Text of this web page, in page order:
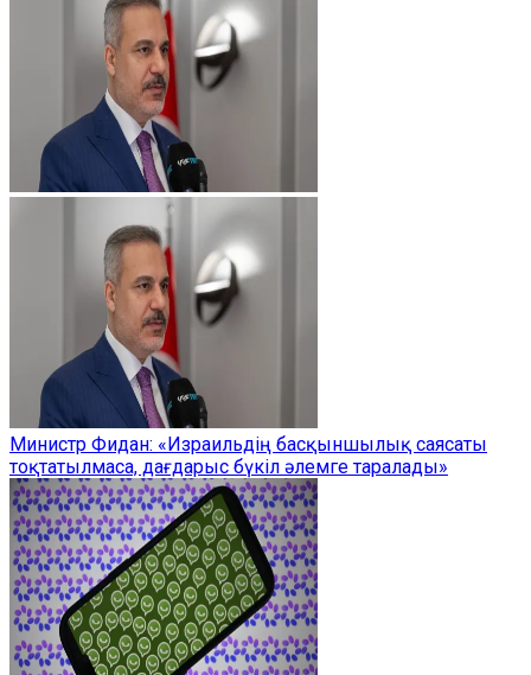
Министр Фидан: «Израильдің басқыншылық саясаты
тоқтатылмаса, дағдарыс бүкіл әлемге таралады»